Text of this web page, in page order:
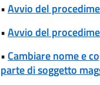
•Avvio del
•Avvio del
• Cambiare nome e
parte di soggetto